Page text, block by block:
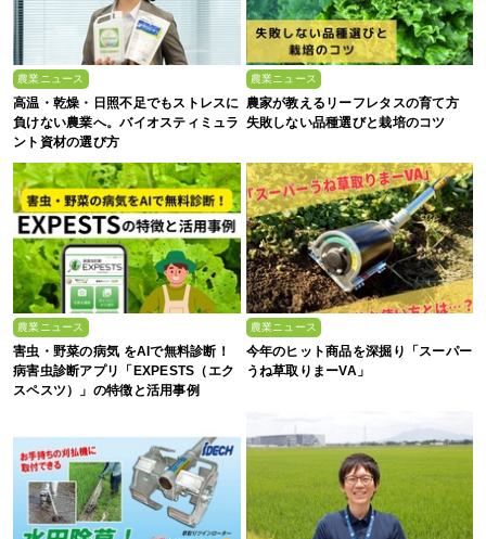
農業ニュース
高温・乾燥・日照不足でもストレスに
負けない農業へ。バイオスティミュラ
ント資材の選び方
農業ニュース
農家が教えるリーフレタスの育て方
失敗しない品種選びと栽培のコツ
農業ニュース
害虫・野菜の病気 をAIで無料診断！
病害虫診断アプリ「EXPESTS（エク
スペスツ）」の特徴と活用事例
農業ニュース
今年のヒット商品を深掘り「スーパー
うね草取りまーVA」